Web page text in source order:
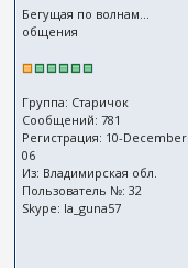
Бегущая по волнам...
общения
Группа: Старичок
Сообщений: 781
Регистрация: 10-December
06
Из: Владимирская обл.
Пользователь №: 32
Skype: la_guna57